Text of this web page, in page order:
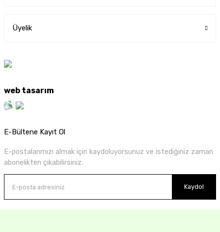
Üyelik
web tasarım
E-Bültene Kayıt Ol
E-postalarımızı almak için kaydoluyorsunuz ve istediğiniz zaman
abonelikten çıkabilirsiniz.
Kaydol